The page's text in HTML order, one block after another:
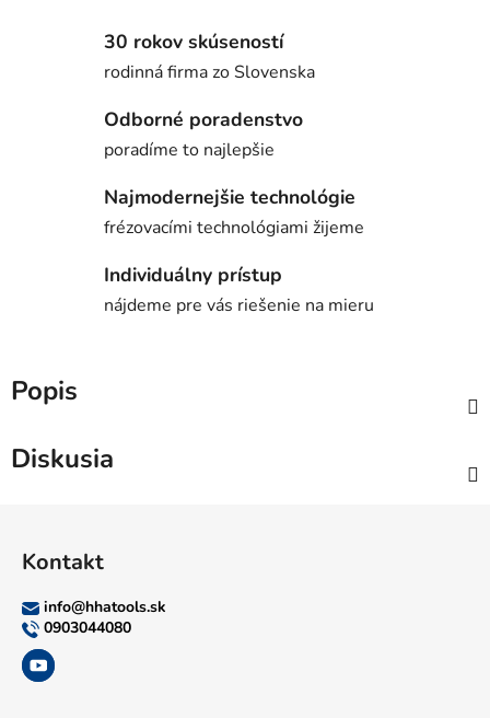
30 rokov skúseností
rodinná firma zo Slovenska
Odborné poradenstvo
poradíme to najlepšie
Najmodernejšie technológie
frézovacími technológiami žijeme
Individuálny prístup
nájdeme pre vás riešenie na mieru
Popis
Diskusia
Kontakt
info@hhatools.sk
0903044080